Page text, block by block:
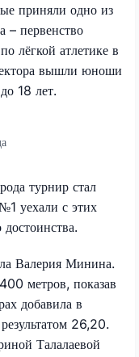
приняли одно из
– первенство
лёгкой атлетике в
вышли юноши
18 лет.
турнир стал
уехали с этих
Валерия Минина.
метров, показав
добавила в
26,20.
Талалаевой